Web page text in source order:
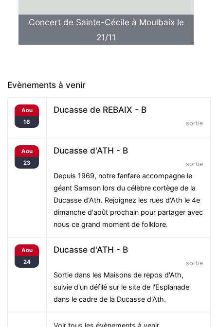
Concert de Sainte-Cécile à Moulbaix le
21/11
Evènements à venir
Aou
16
Ducasse de REBAIX - B
sortie
Aou
23
Ducasse d'ATH - B
sortie
Depuis 1969, notre fanfare accompagne le
géant Samson lors du célèbre cortège de la
Ducasse d'Ath. Rejoignez les rues d'Ath le 4e
dimanche d'août prochain pour partager avec
nous ce grand moment de folklore.
Aou
24
Ducasse d'ATH - B
sortie
Sortie dans les Maisons de repos d'Ath,
suivie d'un défilé sur le site de l'Esplanade
dans le cadre de la Ducasse d'Ath.